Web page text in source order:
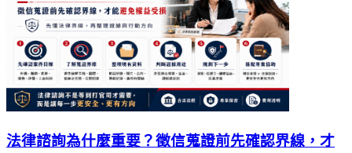
法律諮詢為什麼重要？徵信蒐證前先確認界線，才